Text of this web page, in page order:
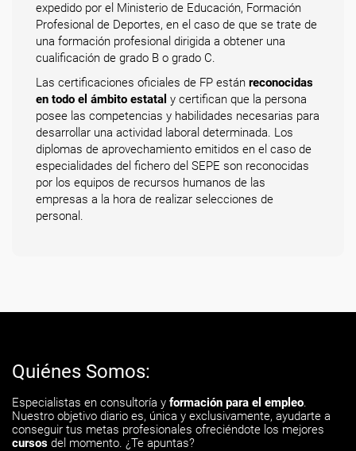
expedido por el Ministerio de Educación, Formación
Profesional de Deportes, en el caso de que se trate de
una formación profesional dirigida a obtener una
cualificación de grado B o grado C.
Las certificaciones oficiales de FP están reconocidas
en todo el ámbito estatal y certifican que la persona
posee las competencias y habilidades necesarias para
desarrollar una actividad laboral determinada. Los
diplomas de aprovechamiento emitidos en el caso de
especialidades del fichero del SEPE son reconocidas
por los equipos de recursos humanos de las
empresas a la hora de realizar selecciones de
personal.
Quiénes Somos:
Especialistas en consultoría y formación para el empleo.
Nuestro objetivo diario es, única y exclusivamente, ayudarte a
conseguir tus metas profesionales ofreciéndote los mejores
cursos del momento. ¿Te apuntas?